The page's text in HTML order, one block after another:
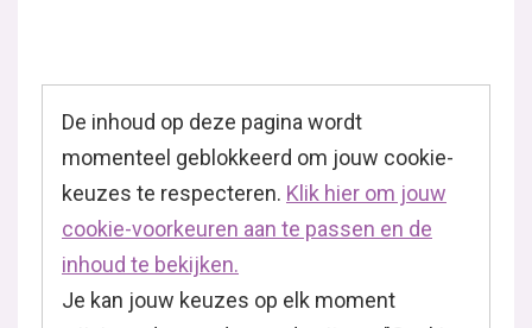
De inhoud op deze pagina wordt
momenteel geblokkeerd om jouw cookie-
keuzes te respecteren. Klik hier om jouw
cookie-voorkeuren aan te passen en de
inhoud te bekijken.
Je kan jouw keuzes op elk moment